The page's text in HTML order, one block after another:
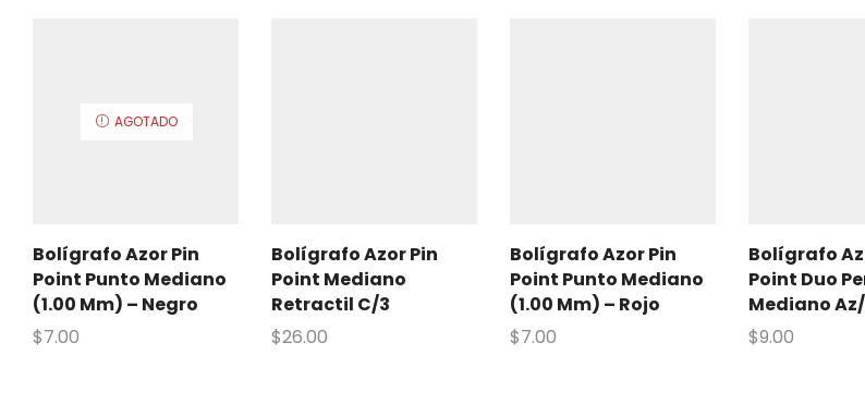
AGOTADO
Bolígrafo Azor Pin
Point Punto Mediano
(1.00 Mm) – Negro
$7.00
Bolígrafo Azor Pin
Point Mediano
Retractil C/3
$26.00
Bolígrafo Azor Pin
Point Punto Mediano
(1.00 Mm) – Rojo
$7.00
Bolígrafo
Point Duo
Mediano
$9.00